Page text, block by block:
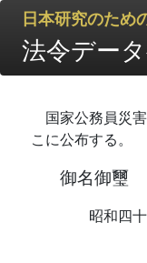
日本研究のため
法令デー
国家公務員災
こに公布する。
御名御璽
昭和四